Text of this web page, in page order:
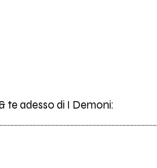
te adesso di I Demoni: